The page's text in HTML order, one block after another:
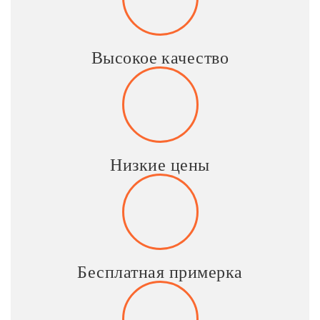
Высокое качество
Низкие цены
Бесплатная примерка